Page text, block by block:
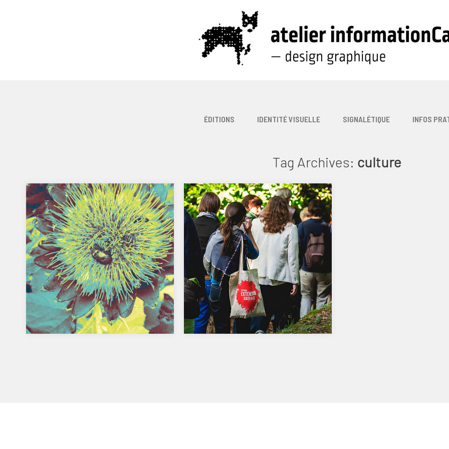
ÉDITIONS IDENTITÉ VISUELLE SIGNALÉTIQUE INFOS
Tag Archives: culture
FESTIVAL INSTANTS
FERTILES
[depuis 2013] Réalisation de l’identité
visuelle et des supports de
communication (affiches, brochures,
dépliants, cartes postales…)…
FESTIVAL EXTENSION
SAUVAGE
[depuis 2011] Réalisation de l’identité
visuelle et des supports de
communication (affiches, dépliants,
dossiers de presse)…